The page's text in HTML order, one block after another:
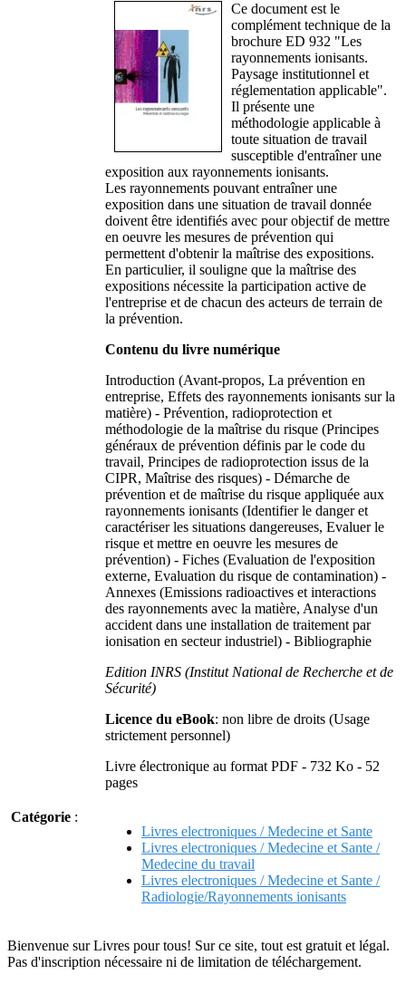
Ce document est le
complément technique de la
brochure ED 932 "Les
rayonnements ionisants.
Paysage institutionnel et
réglementation applicable".
Il présente une
méthodologie applicable à
toute situation de travail
susceptible d'entraîner une
exposition aux rayonnements ionisants.
Les rayonnements pouvant entraîner une
exposition dans une situation de travail donnée
doivent être identifiés avec pour objectif de mettre
en oeuvre les mesures de prévention qui
permettent d'obtenir la maîtrise des expositions.
En particulier, il souligne que la maîtrise des
expositions nécessite la participation active de
l'entreprise et de chacun des acteurs de terrain de
la prévention.
Contenu du livre numérique
Introduction (Avant-propos, La prévention en
entreprise, Effets des rayonnements ionisants sur la
matière) - Prévention, radioprotection et
méthodologie de la maîtrise du risque (Principes
généraux de prévention définis par le code du
travail, Principes de radioprotection issus de la
CIPR, Maîtrise des risques) - Démarche de
prévention et de maîtrise du risque appliquée aux
rayonnements ionisants (Identifier le danger et
caractériser les situations dangereuses, Evaluer le
risque et mettre en oeuvre les mesures de
prévention) - Fiches (Evaluation de l'exposition
externe, Evaluation du risque de contamination) -
Annexes (Emissions radioactives et interactions
des rayonnements avec la matière, Analyse d'un
accident dans une installation de traitement par
ionisation en secteur industriel) - Bibliographie
Edition INRS (Institut National de Recherche et de
Sécurité)
Licence du eBook: non libre de droits (Usage
strictement personnel)
Livre électronique au format PDF - 732 Ko - 52
pages
Catégorie :
Livres electroniques / Medecine et Sante
Livres electroniques / Medecine et Sante /
Medecine du travail
Livres electroniques / Medecine et Sante /
Radiologie/Rayonnements ionisants
Bienvenue sur Livres pour tous! Sur ce site, tout est gratuit et légal.
Pas d'inscription nécessaire ni de limitation de téléchargement.